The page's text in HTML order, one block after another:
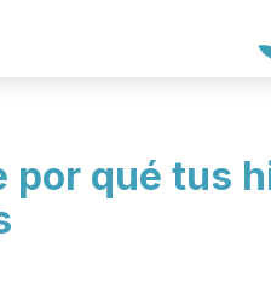
por qué tus